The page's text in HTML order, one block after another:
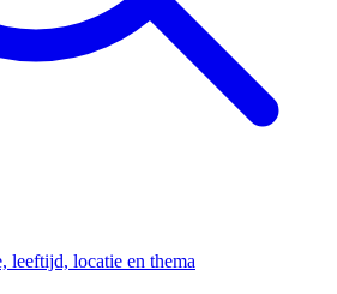
leeftijd, locatie en thema